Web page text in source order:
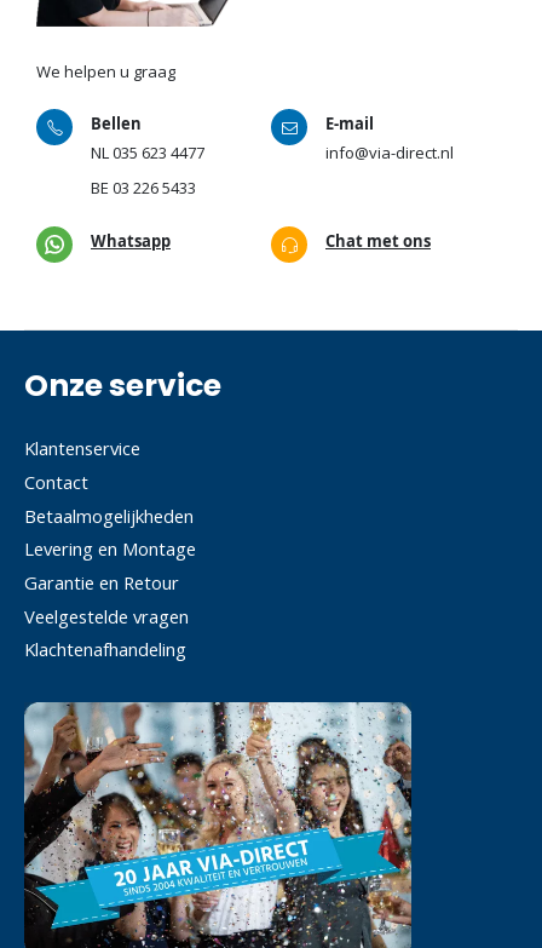
We helpen u graag
Bellen
NL035 623 4477
BE 03 226 5433
E-mail
info@via-direct.nl
Whatsapp Chat met ons
Onze service
Klantenservice
Contact
Betaalmogelijkheden
Levering en Montage
Garantie en Retour
Veelgestelde vragen
Klachtenafhandeling